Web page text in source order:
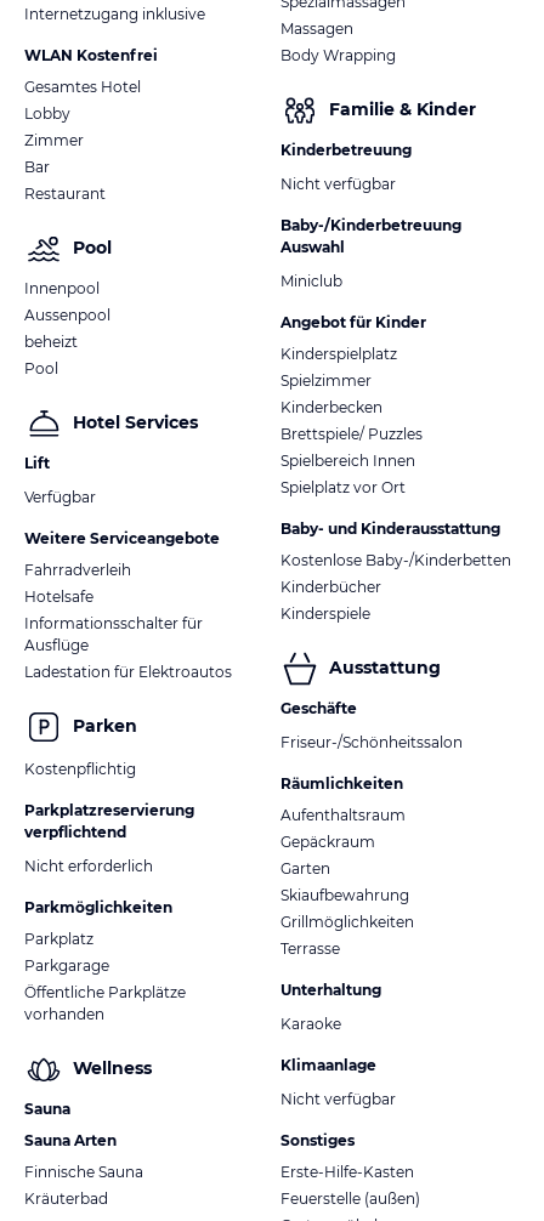
Internetzugang inklusive
WLAN Kostenfrei
Gesamtes Hotel
Lobby
Zimmer
Bar
Restaurant
Pool
Innenpool
Aussenpool
beheizt
Pool
Hotel Services
Lift
Verfügbar
Weitere Serviceangebote
Fahrradverleih
Hotelsafe
Informationsschalter für
Ausflüge
Ladestation für Elektroautos
Parken
Kostenpflichtig
Parkplatzreservierung
verpflichtend
Nicht erforderlich
Parkmöglichkeiten
Parkplatz
Parkgarage
Öffentliche Parkplätze
vorhanden
Wellness
Sauna
Sauna Arten
Finnische Sauna
Kräuterbad
Massagen
Body Wrapping
Familie & Kinder
Kinderbetreuung
Nicht verfügbar
Baby-/Kinderbetreuung
Auswahl
Miniclub
Angebot für Kinder
Kinderspielplatz
Spielzimmer
Kinderbecken
Brettspiele/ Puzzles
Spielbereich Innen
Spielplatz vor Ort
Baby- und Kinderausstattung
Kostenlose Baby-/Kinderbetten
Kinderbücher
Kinderspiele
Ausstattung
Geschäfte
Friseur-/Schönheitssalon
Räumlichkeiten
Aufenthaltsraum
Gepäckraum
Garten
Skiaufbewahrung
Grillmöglichkeiten
Terrasse
Unterhaltung
Karaoke
Klimaanlage
Nicht verfügbar
Sonstiges
Erste-Hilfe-Kasten
Feuerstelle (außen)